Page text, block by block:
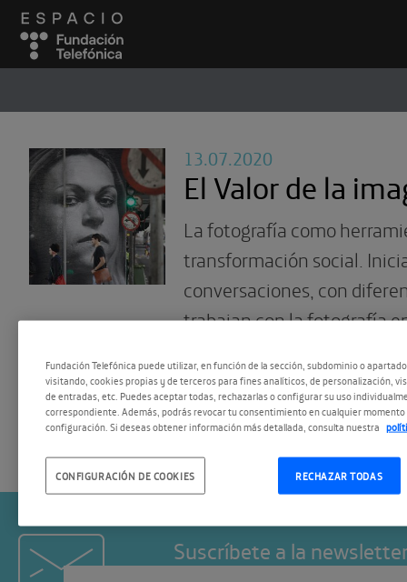
13.07.2020
El Valor de la
La fotografía como
transformación social.
conversaciones, con
trabajan con la fotografía
[…]
Suscríbete a la
Fundación Telefónica puede utilizar, en función de la sección, subdominio o
visitando, cookies propias y de terceros para fines analíticos, de personalización,
de entradas, etc. Puedes aceptar todas, rechazarlas o configurar su uso
correspondiente. Además, podrás revocar tu consentimiento en cualquier momento
configuración. Si deseas obtener información más detallada, consulta nuestra
RECHAZAR TODAS
CONFIGURACIÓN DE COOKIES